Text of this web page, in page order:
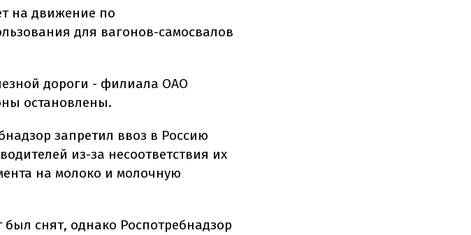
на движение по
для вагонов-самосвалов
дороги - филиала ОАО
остановлены.
запретил ввоз в Россию
из-за несоответствия их
на молоко и молочную
снят, однако Роспотребнадзор